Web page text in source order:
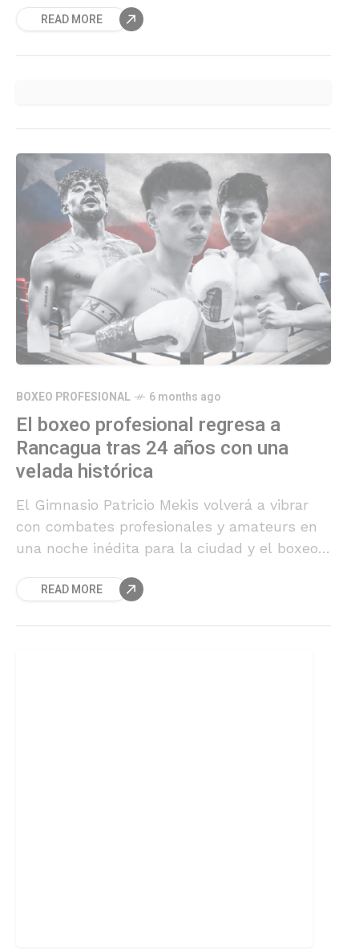
READ MORE
BOXEO PROFESIONAL 6 months ago
El boxeo profesional regresa a
Rancagua tras 24 años con una
velada histórica
El Gimnasio Patricio Mekis volverá a vibrar
con combates profesionales y amateurs en
una noche inédita para la ciudad y el boxeo
READ MORE